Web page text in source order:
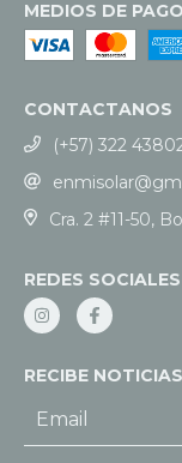
MEDIOS DE PAGO
CONTACTANOS
(+57) 322
Cra. 2 #11-50,
REDES SOCIALES
RECIBE